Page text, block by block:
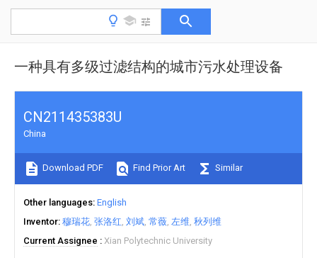
一种具有多级过滤结构的城市污水处理设备
CN211435383U
China
Download PDF Find Prior Art Similar
Other languages English
Inventor 穆瑞花 张洛红 刘斌 常薇 左维 秋列维
Current Assignee
Xian Polytechnic University